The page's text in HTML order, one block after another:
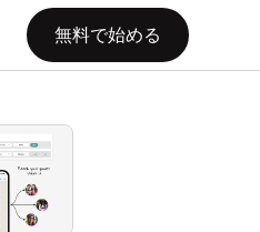
無料で始める